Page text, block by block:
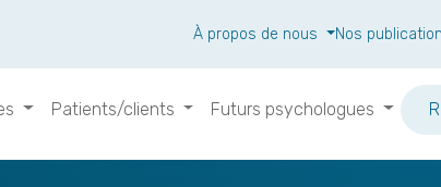
À propos de nous Nos
Patients/clients Futurs psychologues